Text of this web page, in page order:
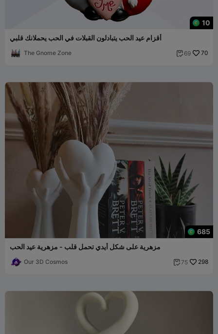
10
أقزام عيد الحب يتبادلون القبلات في الحب يحملانك قلبي
The Gnome Zone  69 70
685
مزهرية على شكل أيدي تحمل قلب - مزهرية عيد الحب
Our 3D Cosmos  75 298